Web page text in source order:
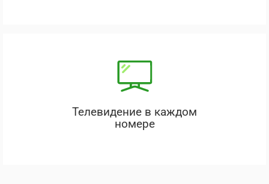
Телевидение в каждом
номере